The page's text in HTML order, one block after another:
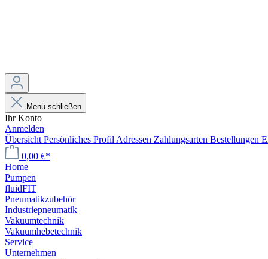
Menü schließen
Ihr Konto
Anmelden
Übersicht Persönliches Profil Adressen Zahlungsarten Bestellungen
0,00 €*
Home
Pumpen
fluidFIT
Pneumatikzubehör
Industriepneumatik
Vakuumtechnik
Vakuumhebetechnik
Service
Unternehmen